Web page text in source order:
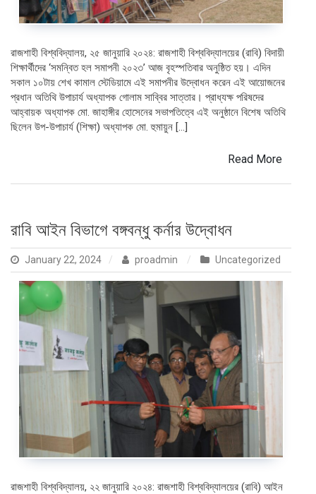
রাজশাহী বিশ্ববিদ্যালয়, ২৫ জানুয়ারি ২০২৪: রাজশাহী বিশ্ববিদ্যালয়ের (রাবি) বিদায়ী
শিক্ষার্থীদের ‘সমন্বিত হল সমাপনী ২০২৩’ আজ বৃহস্পতিবার অনুষ্ঠিত হয়। এদিন
সকাল ১০টায় শেখ কামাল স্টেডিয়ামে এই সমাপনীর উদ্বোধন করেন এই আয়োজনের
প্রধান অতিথি উপাচার্য অধ্যাপক গোলাম সাব্বির সাত্তার। প্রাধ্যক্ষ পরিষদের
আহ্বায়ক অধ্যাপক মো. জাহাঙ্গীর হোসেনের সভাপতিত্বে এই অনুষ্ঠানে বিশেষ অতিথি
ছিলেন উপ-উপাচার্য (শিক্ষা) অধ্যাপক মো. হুমায়ুন […]
Read More
রাবি আইন বিভাগে বঙ্গবন্ধু কর্নার উদ্বোধন
January 22, 2024 proadmin Uncategorized
রাজশাহী বিশ্ববিদ্যালয়, ২২ জানুয়ারি ২০২৪: রাজশাহী বিশ্ববিদ্যালয়ের (রাবি) আইন